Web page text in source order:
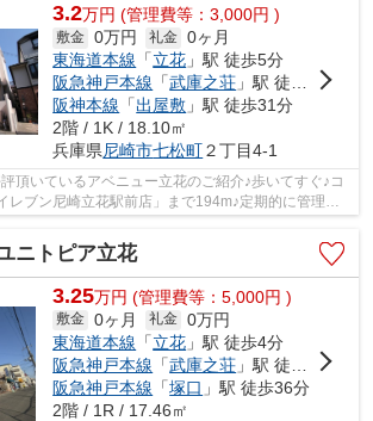
3.2万円 (管理費等：3,000円 )
敷金 0万円 礼金 0ヶ月
東海道本線 「立花 」駅 徒歩5分
阪急神戸本線 「武庫之荘 」駅 徒歩30分
阪神本線 「出屋敷 」駅 徒歩31分
2階 / 1K / 18.10㎡
兵庫県尼崎市七松町２丁目4-1
頂いているアベニュー立花のご紹介♪歩いてすぐ♪コ
レブン尼崎立花駅前店」まで194m♪定期的に管理人
ニトピア立花
3.25万円 (管理費等：5,000円 )
敷金 0ヶ月 礼金 0万円
東海道本線 「立花 」駅 徒歩4分
阪急神戸本線 「武庫之荘 」駅 徒歩28分
阪急神戸本線 「塚口 」駅 徒歩36分
2階 / 1R / 17.46㎡